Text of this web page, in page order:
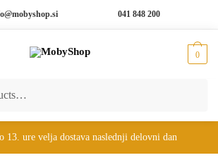
041 848 200
0
13. ure velja dostava naslednji delovni dan